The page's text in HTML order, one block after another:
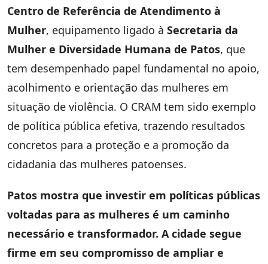
Centro de Referência de Atendimento à
Mulher, equipamento ligado à Secretaria da
Mulher e Diversidade Humana de Patos, que
tem desempenhado papel fundamental no apoio,
acolhimento e orientação das mulheres em
situação de violência. O CRAM tem sido exemplo
de política pública efetiva, trazendo resultados
concretos para a proteção e a promoção da
cidadania das mulheres patoenses.
Patos mostra que investir em políticas públicas
voltadas para as mulheres é um caminho
necessário e transformador. A cidade segue
firme em seu compromisso de ampliar e